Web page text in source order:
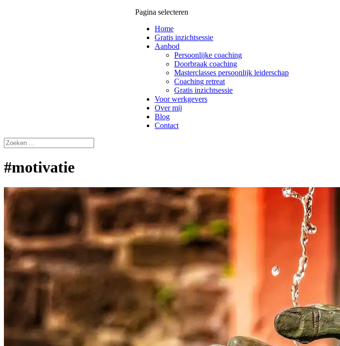
Pagina selecteren
Home
Gratis inzichtsessie
Aanbod
Persoonlijke coaching
Doorbraak coaching
Masterclasses persoonlijk leiderschap
Coaching retreat
Gratis inzichtsessie
Voor werkgevers
Over mij
Blog
Contact
#motivatie